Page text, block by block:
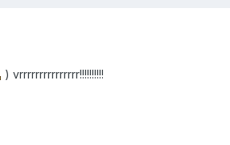
) vrrrrrrrrrrrrrrr!!!!!!!!!!